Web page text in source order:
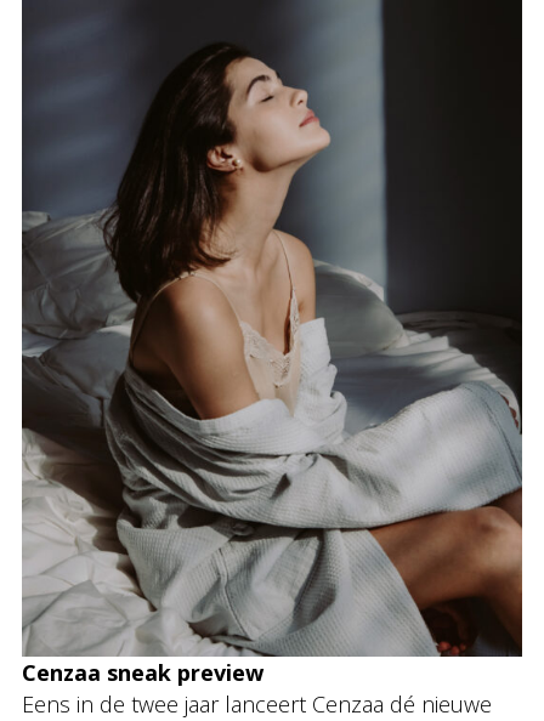
Cenzaa sneak preview
Eens in de twee jaar lanceert Cenzaa dé nieuwe